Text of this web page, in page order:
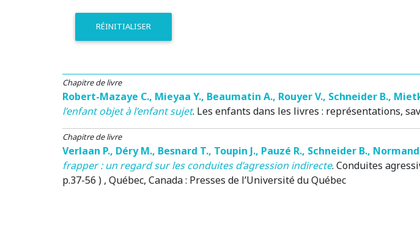
RÉINITIALISER
Chapitre de livre
Robert-Mazaye C., Mieyaa Y., Beaumatin A., Rouyer V., Schneider B.,
l’enfant objet à l’enfant sujet. Les enfants dans les livres : représentations,
Chapitre de livre
Verlaan P., Déry M., Besnard T., Toupin J., Pauzé R., Schneider B., Normand
frapper : un regard sur les conduites d’agression indirecte. Conduites
p.37-56 ) , Québec, Canada: Presses de l’Université du Québec